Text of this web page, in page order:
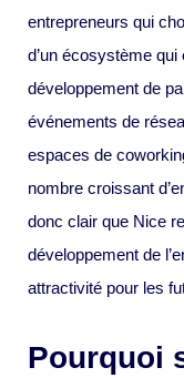
entrepreneurs qui
d’un écosystème qui
développement de
événements de
espaces de
nombre croissant
donc clair que Nice
développement de
attractivité pour les
Pourquoi